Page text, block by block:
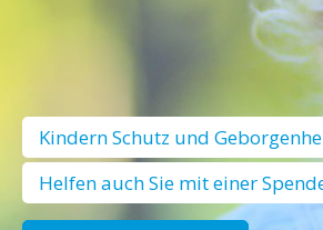
Kindern Schutz und
Helfen auch Sie mit einer